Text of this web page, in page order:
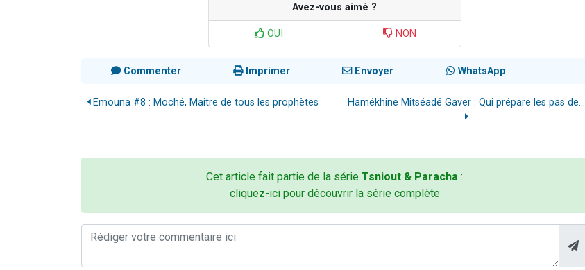
Avez-vous aimé ?
OUI NON
Commenter Imprimer Envoyer WhatsApp
Emouna #8 : Moché, Maitre de tous les prophètes Hamékhine Mitséadé Gaver : Qui prépare les pas de...
Cet article fait partie de la série Tsniout & Paracha :
cliquez-ici pour découvrir la série complète